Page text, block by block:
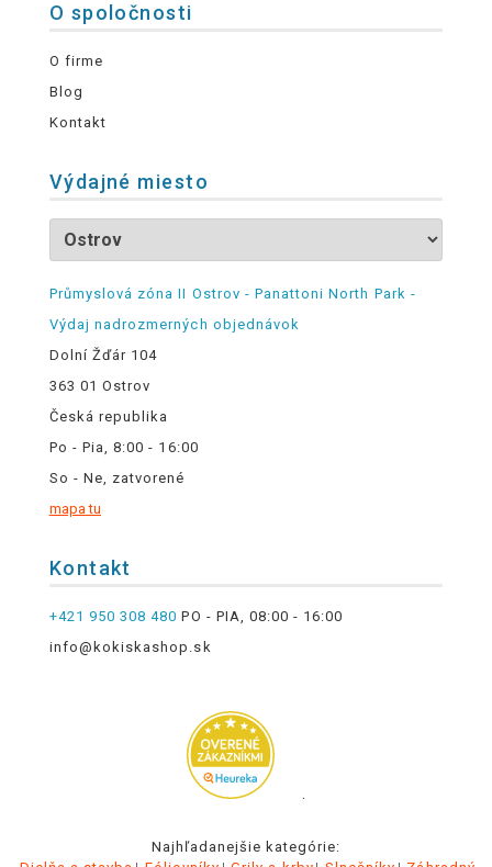
O spoločnosti
O firme
Blog
Kontakt
Výdajné miesto
Průmyslová zóna II Ostrov - Panattoni North Park -
Výdaj nadrozmerných objednávok
Dolní Žďár 104
363 01 Ostrov
Česká republika
Po - Pia, 8:00 - 16:00
So - Ne, zatvorené
mapa tu
Kontakt
+421 950 308 480 PO - PIA, 08:00 - 16:00
info@kokiskashop.sk
.
Najhľadanejšie kategórie: